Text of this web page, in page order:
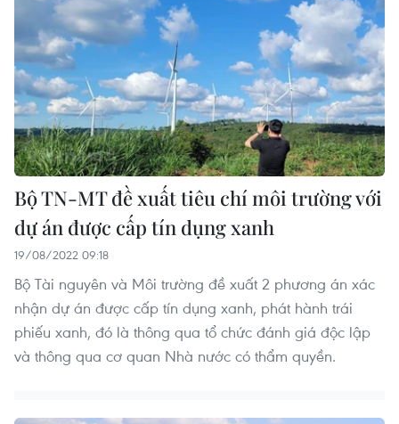
Bộ TN-MT đề xuất tiêu chí môi trường với
dự án được cấp tín dụng xanh
19/08/2022 09:18
Bộ Tài nguyên và Môi trường đề xuất 2 phương án xác
nhận dự án được cấp tín dụng xanh, phát hành trái
phiếu xanh, đó là thông qua tổ chức đánh giá độc lập
và thông qua cơ quan Nhà nước có thẩm quyền.